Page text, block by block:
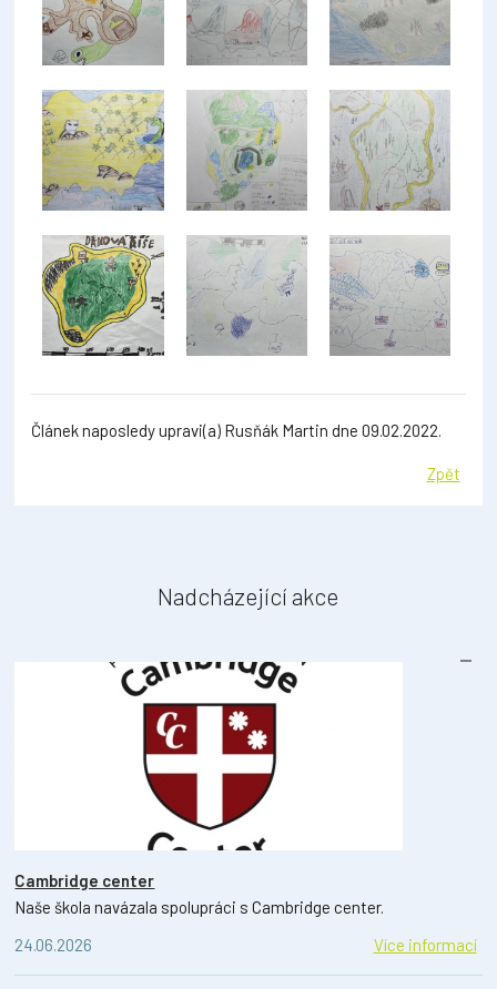
Článek naposledy upravi(a) Rusňák Martin dne 09.02.2022.
Zpět
Nadcházející akce
Cambridge center
Naše škola navázala spolupráci s Cambridge center.
24.06.2026
Více informací